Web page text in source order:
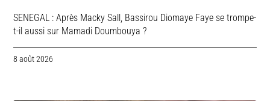
SENEGAL : Après Macky Sall, Bassirou Diomaye Faye se trompe-
t-il aussi sur Mamadi Doumbouya ?
8 août 2026